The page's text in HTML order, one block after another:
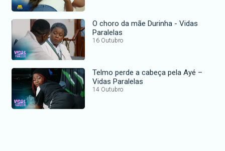
O choro da mãe Durinha - Vidas
Paralelas
16 Outubro
Telmo perde a cabeça pela Ayé –
Vidas Paralelas
14 Outubro